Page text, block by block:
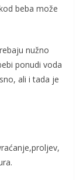
beba može
nužno
ponudi voda
ali i tada je